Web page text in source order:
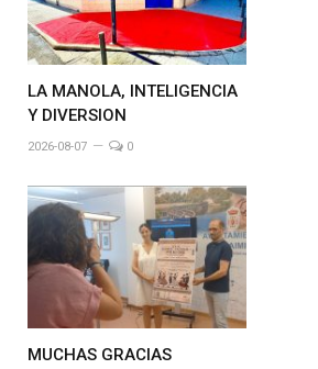
LA MANOLA, INTELIGENCIA
Y DIVERSION
2026-08-07 0
MUCHAS GRACIAS